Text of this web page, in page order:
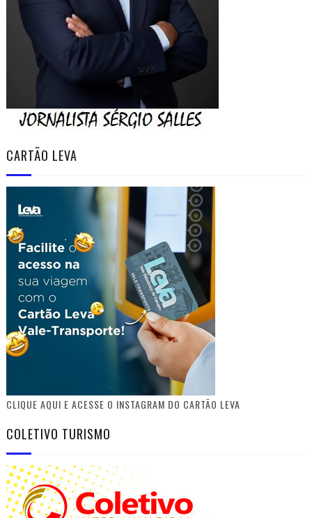
CARTÃO LEVA
CLIQUE AQUI E ACESSE O INSTAGRAM DO CARTÃO LEVA
COLETIVO TURISMO